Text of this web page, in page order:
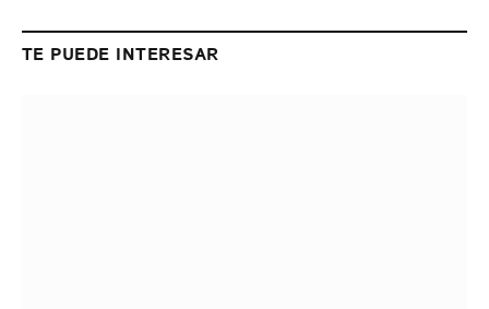
TE PUEDE INTERESAR